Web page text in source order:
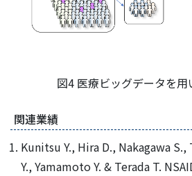
図4 医療ビッグデータを用
関連業績
Kunitsu Y., Hira D., Nakagawa
Y., Yamamoto Y. & Terada T.